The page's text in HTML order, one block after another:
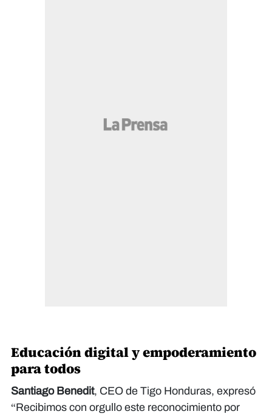
Educación digital y empoderamiento
para todos
Santiago Benedit, CEO de Tigo Honduras, expresó
“Recibimos con orgullo este reconocimiento por